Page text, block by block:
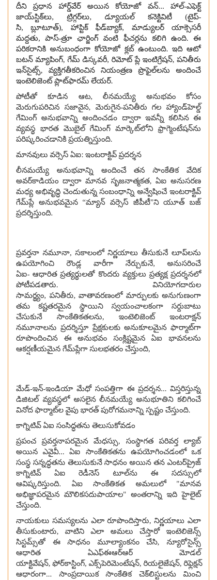
దీని ప్రధాన హార్డ్‌వేర్ అయిన కోయోజో వన్...హాల్-ఎఫెక్ట్
జాయ్‌స్టిక్‌లు, ట్రిగ్గర్‌లు, డ్యూయల్ కనెక్టివిటీ (టైప్-
సి,బ్లూటూత్), హాప్టిక్ ఫీడ్‌బ్యాక్, మాడ్యులర్ యాక్సెసరీ
మద్దతు,పాస్-త్రూ ఛార్జింగ్‌ వంటి ఫీచర్లను కలిగి ఉంది.ఈ
పరికరానికి అనుబంధంగా కోయోజో క్లబ్ ఉంటుంది. ఇది ఆటో
బటన్ మ్యాపింగ్, గేమ్ డిస్కవరీ, రిమోట్ ప్లే ఇంటిగ్రేషన్, పనితీరు
ఇన్‌సైట్స్, వ్యక్తిగతీకరించిన నియంత్రణ ప్రొఫైల్‌లను అందించే
ఇంటెలిజెంట్ ప్లాట్‌ఫారమ్ లేయర్.
పోటీతో కూడిన ఆట,లీనమయ్యే అనుభవం కోసం
మెరుగుపరిచిన సజావైన, మెరుగైన-పనితీరు గల హ్యాండ్‌హెల్డ్
గేమింగ్ అనుభవాన్ని అందించడం ద్వారా ఇవన్నీ కలిసిన ఈ
వ్యవస్థ భారత మొబైల్ గేమింగ్ మార్కెట్‌లోని ఫ్రాగ్మెంటేషన్‌ను
పరిష్కరించడానికి ప్రయత్నిస్తుంది.
మానవులు వర్సెస్ ఏఐ: ఇంటరాక్టివ్ ప్రదర్శన
లీనమయ్యే అనుభవాన్ని అందించే తన సాంకేతిక వేదిక
అవర్‌కాడియం ద్వారా మానవ సృజనాత్మకత, ఏఐ అనుసరణ
మధ్య అభివృద్ధి చెందుతున్న సంబంధాన్ని అన్వేషించే ఇంటరాక్టివ్
గేమ్‌ప్లే అనుభవమైన “మ్యాన్ వర్సెస్ జీపీటీ”ని యూత్ బజ్
ప్రదర్శిస్తుంది.
ప్రవర్తనా నమూనా, సకాలంలో నిర్ణయాలు తీసుకునే లూప్‌లను
ఉపయోగించి రౌండ్ల వారీగా నేర్చుకునే, అనుసరించే
ఏఐ-ఆధారిత ప్రత్యర్థులతో కొందరు వ్యక్తులు ప్రత్యక్ష ప్రదర్శనలో
పోటీపడతారు. వినియోగదారుల
సామర్థ్యం, పనితీరు, వాతావరణంలో మార్పులకు అనుగుణంగా
తమ కష్టతరమైన స్థాయిని స్వయంచాలకంగా సర్దుబాటు
చేసుకునే సాంకేతికతలను, ఇంటెలిజెంట్ ఇంటరాక్షన్
నమూనాలను ప్రదర్శిస్తూ ప్రేక్షకులకు అనుకూలమైన ఫార్మాట్‌గా
రూపొందించిన ఈ అనుభవం సంక్లిష్టమైన ఏఐ భావనలను
ఆకర్షణీయమైన గేమ్‌ప్లేగా సులభతరం చేస్తుంది,
మేడ్-ఇన్-ఇండియా మేధో సంపత్తిగా ఈ ప్రదర్శన...విస్తరిస్తున్న
డిజిటల్ వ్యవస్థలో అసలైన లీనమయ్యే అనుభూతిని కలిగించే
వినోద ఫార్మాట్‌ల వైపు భారత్ పురోగమనాన్ని స్పష్టం చేస్తుంది.
కాగ్నిటివ్ ఏఐ సంసిద్ధతను తెలుసుకోవడం
ప్రపంచ ప్రవర్తనాపరమైన మేధస్సు, సంస్థాగత పరివర్త ల్యాబ్
అయిన ఎవైవీ...ఏఐ సాంకేతికతను ఉపయోగించడంలో ఒక
సంస్థ సన్నద్ధతను తెలుసుకునే సాధనం అయిన తన ఎంటర్‌ప్రైజ్
కాగ్నిటివ్ ఏఐ రెడీనెస్ టూల్‌ను ఈ సదస్సులో
ఆవిష్కరిస్తుంది. ఏఐ సాంకేతికత అమలులో "మానవ
అభిజ్ఞాపరమైన మౌలికసదుపాయాల" అంతరాన్ని ఇది హైలైట్
చేస్తుంది.
నాయకులు సమస్యలను ఎలా రూపొందిస్తారు,నిర్ణయాలు ఎలా
తీసుకుంటారు, వాటిని ఎలా అమలు చేస్తారో ఇంటెలిజెన్స్
సిస్టమ్స్‌తో ఈ సాధనం మూల్యాంకనం చేసి,న్యూరోసైన్స్
ఆధారిత ఏఎఫ్ఈఆర్ఆర్ మోడల్
యాక్టివేషన్, ఫోర్‌కాస్టింగ్, ఎక్స్‌పెరిమెంటేషన్, రియలైజేషన్, రిఫ్లెక్షన్
ఆధారంగా... సాంప్రదాయిక సాంకేతిక చెక్‌లిస్టులను మించి